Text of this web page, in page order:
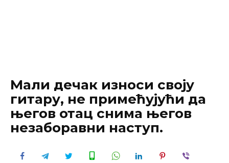
Мали дечак износи своју
гитару, не примећујући да
његов отац снима његов
незаборавни наступ.